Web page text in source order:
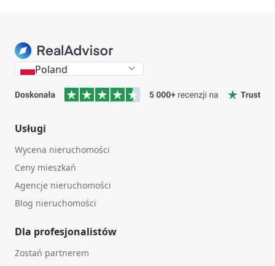
Poland
Usługi
Wycena nieruchomości
Ceny mieszkań
Agencje nieruchomości
Blog nieruchomości
Dla profesjonalistów
Zostań partnerem